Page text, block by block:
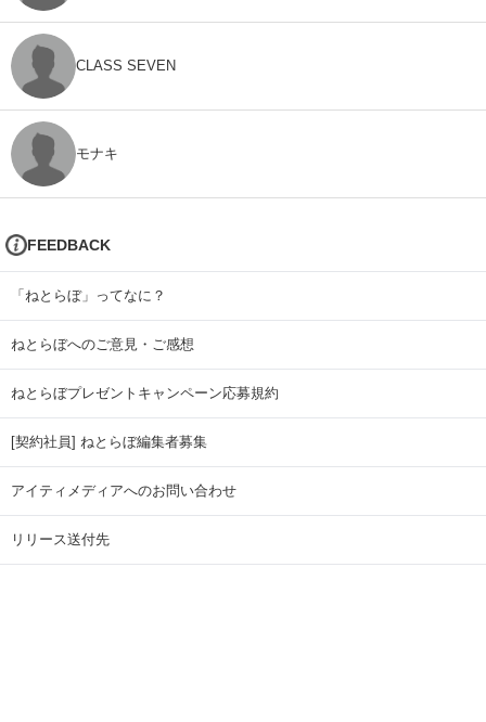
CLASS SEVEN
モナキ
FEEDBACK
「ねとらぼ」ってなに？
ねとらぼへのご意見・ご感想
ねとらぼプレゼントキャンペーン応募規約
[契約社員] ねとらぼ編集者募集
アイティメディアへのお問い合わせ
リリース送付先